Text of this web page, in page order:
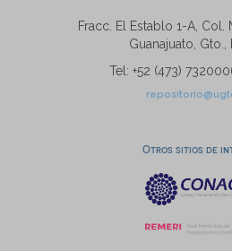
Fracc. El Establo 1-A, Col.
Guanajuato, Gto.,
Tel: +52 (473)
Otros sitios de